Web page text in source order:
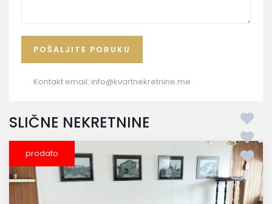
Kontakt email: info@kvartnekretnine.me
SLIČNE NEKRETNINE
prodato